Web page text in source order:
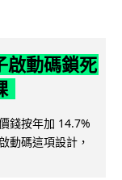
啟動碼鎖死
錢按年加 14.7%
動碼這項設計，